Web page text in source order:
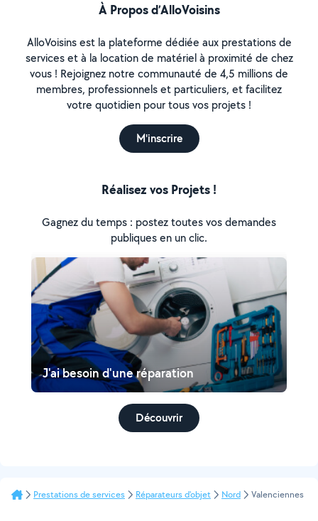
À Propos d’AlloVoisins
AlloVoisins est la plateforme dédiée aux prestations de
services et à la location de matériel à proximité de chez
vous ! Rejoignez notre communauté de 4,5 millions de
membres, professionnels et particuliers, et facilitez
votre quotidien pour tous vos projets !
M'inscrire
Réalisez vos Projets !
Gagnez du temps : postez toutes vos demandes
publiques en un clic.
J'ai besoin d'une réparation
Découvrir
Prestations de services Réparateurs d'objet Nord Valenciennes